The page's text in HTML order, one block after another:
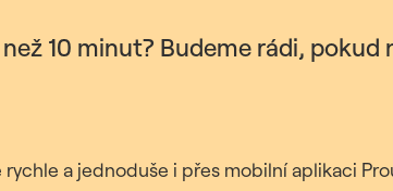
10 minut? Budeme rádi,
a jednoduše i přes mobilní aplikaci